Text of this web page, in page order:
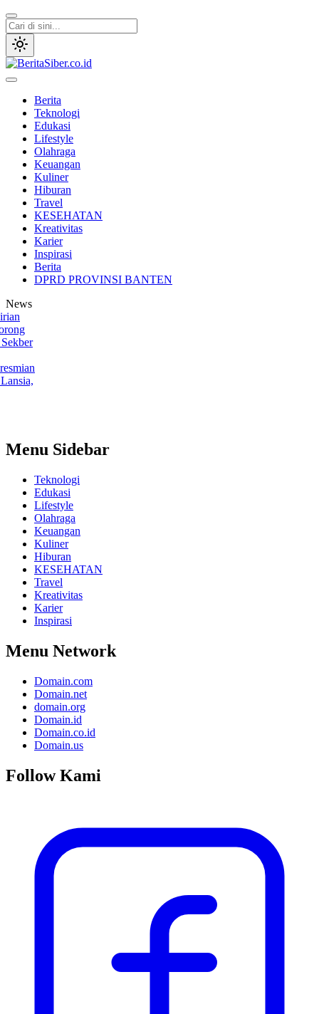
Lewati
ke
konten
Berita
Teknologi
Edukasi
Lifestyle
Olahraga
Keuangan
Kuliner
Hiburan
Travel
KESEHATAN
Kreativitas
Karier
Inspirasi
Berita
DPRD PROVINSI BANTEN
News
Menu Sidebar
Teknologi
Edukasi
Lifestyle
Olahraga
Keuangan
Kuliner
Hiburan
KESEHATAN
Travel
Kreativitas
Karier
Inspirasi
Menu Network
Domain.com
Domain.net
domain.org
Domain.id
Domain.co.id
Domain.us
Follow Kami